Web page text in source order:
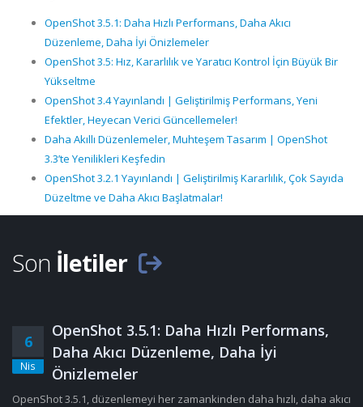
OpenShot 3.5.1: Daha Hızlı Performans, Daha Akıcı
Düzenleme, Daha İyi Önizlemeler
OpenShot 3.5: Hız, Kararlılık ve Yaratıcı Kontrol İçin Büyük Bir
Yükseltme
OpenShot 3.4 Yayınlandı | Geliştirilmiş Performans, Yeni
Efektler, Heyecan Verici Güncellemeler!
Daha Akıllı Düzenlemeler, Muhteşem Tasarım | OpenShot
3.3’te Yenilikleri Keşfedin
OpenShot 3.2.1 Yayınlandı | Geliştirilmiş Kararlılık, Çok Sayıda
Düzeltme ve Daha Akıcı Başlatmalar!
Son İletiler
6
Nis
OpenShot 3.5.1: Daha Hızlı Performans,
Daha Akıcı Düzenleme, Daha İyi
Önizlemeler
OpenShot 3.5.1, düzenlemeyi her zamankinden daha hızlı, daha akıcı